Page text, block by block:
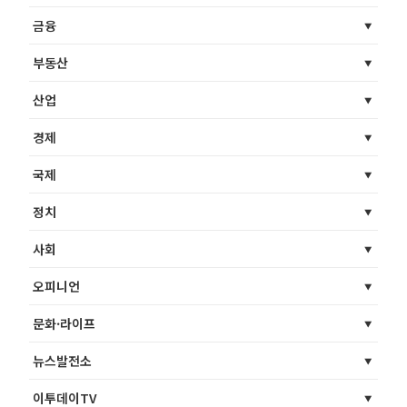
금융
부동산
산업
경제
국제
정치
사회
오피니언
문화·라이프
뉴스발전소
이투데이TV